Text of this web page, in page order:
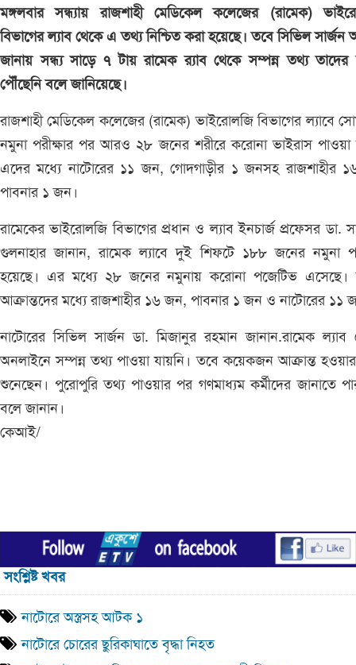
মঙ্গলবার সন্ধ্যায় রাজশাহী মেডিকেল কলেজের (রামেক)
বিভাগের ল্যাব থেকে এ তথ্য নিশ্চিত করা হয়েছে। তবে সিভিল সার্জন
জানায় সন্ধ্য সাড়ে ৭ টায় রামেক র‌্যাব থেকে সম্পন্ন তথ্য তাদের
পৌঁছেনি বলে জানিয়েছে।
রাজশাহী মেডিকেল কলেজের (রামেক) ভাইরোলজি বিভাগের ল্যাবে
নমুনা পরীক্ষার পর আরও ২৮ জনের শরীরে করোনা ভাইরাস পাওয়া
এদের মধ্যে নাটোরের ১১ জন, গোদগাড়ীর ১ জনসহ রাজশাহীর
পাবনার ১ জন।
রামেকের ভাইরোলজি বিভাগের প্রধান ও ল্যাব ইনচার্জ প্রফেসর ডা.
গুলনাহার জানান, রামেক ল্যাবে দুই শিফটে ১৮৮ জনের নমুনা
হয়েছে। এর মধ্যে ২৮ জনের নমুনায় করোনা পজেটিভ
আক্রান্তদের মধ্যে রাজশাহীর ১৬ জন, পাবনার ১ জন ও নাটোরের ১১
নাটোরের সিভিল সার্জন ডা. মিজানুর রহমান জানান.রামেক ল্যাব
অনলাইনে সম্পন্ন তথ্য পাওয়া যায়নি। তবে কয়েকজন আক্রান্ত
শুনেছেন। পুরোপুরি তথ্য পাওয়ার পর গণমাধ্যম কর্মীদের জানাতে
বলে জানান।
কেআই/
সংশ্লিষ্ট খবর
নাটোরে অস্ত্রসহ আটক ১
নাটোরে চোরের ছুরিকাঘাতে বৃদ্ধা নিহত